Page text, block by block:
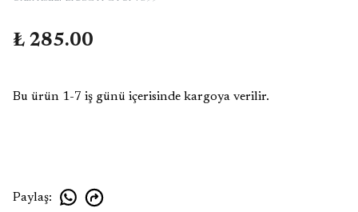
₺ 285.00
Bu ürün 1-7 iş günü içerisinde kargoya verilir.
Paylaş: